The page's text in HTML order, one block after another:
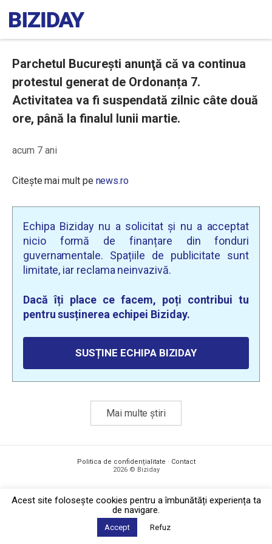
Parchetul Bucureşti anunţă că va continua
protestul generat de Ordonanța 7.
Activitatea va fi suspendată zilnic câte două
ore, până la finalul lunii martie.
acum 7 ani
Citește mai mult pe news.ro
Echipa Biziday nu a solicitat și nu a acceptat
nicio formă de finanțare din fonduri
guvernamentale. Spațiile de publicitate sunt
limitate, iar reclama neinvazivă.
Dacă îți place ce facem, poți contribui tu
pentru susținerea echipei Biziday.
SUSȚINE ECHIPA BIZIDAY
Mai multe știri
Politica de confidențialitate · Contact
2026 © Biziday
Acest site foloseşte cookies pentru a îmbunătăți experiența ta
de navigare.
Accept Refuz